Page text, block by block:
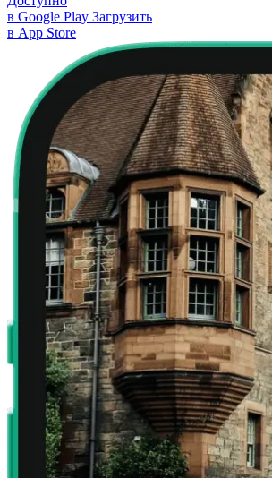
в Google Play Загрузить
в App Store